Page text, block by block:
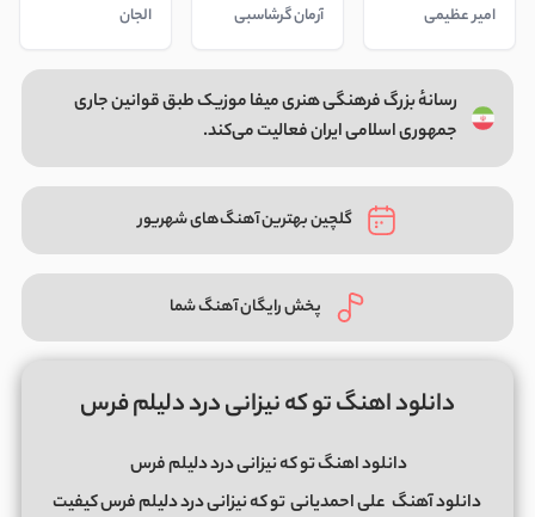
امیر عظیمی آرمان گرشاسبی الجان
رسانهٔ بزرگ فرهنگی هنری میفا موزیک طبق قوانین جاری
جمهوری اسلامی ایران فعالیت می‌کند.
گلچین بهترین آهنگ‌های شهریور
پخش رایگان آهنگ شما
دانلود اهنگ تو که نیزانی درد دلیلم فرس
دانلود اهنگ تو که نیزانی درد دلیلم فرس
دانلود آهنگ علی احمدیانیتو که نیزانی درد دلیلم فرس کیفیت